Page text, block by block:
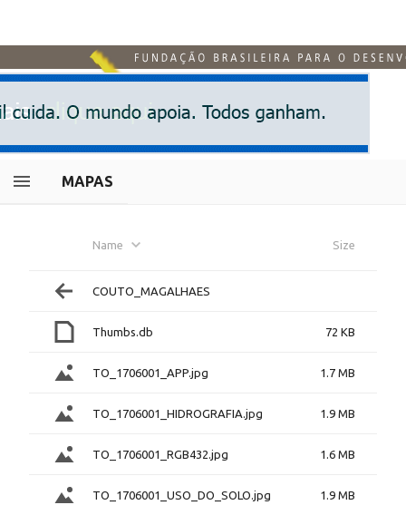
MAPAS
Name Size
COUTO_MAGALHAES
Thumbs.db 72 KB
TO_1706001_APP.jpg 1.7 MB
TO_1706001_HIDROGRAFIA.jpg 1.9 MB
TO_1706001_RGB432.jpg 1.6 MB
TO_1706001_USO_DO_SOLO.jpg 1.9 MB